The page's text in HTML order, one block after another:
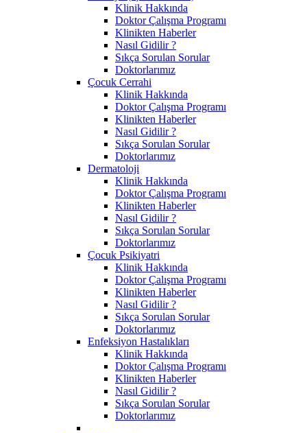
Klinik Hakkında
Doktor Çalışma Programı
Klinikten Haberler
Nasıl Gidilir ?
Sıkça Sorulan Sorular
Doktorlarımız
Çocuk Cerrahi
Klinik Hakkında
Doktor Çalışma Programı
Klinikten Haberler
Nasıl Gidilir ?
Sıkça Sorulan Sorular
Doktorlarımız
Dermatoloji
Klinik Hakkında
Doktor Çalışma Programı
Klinikten Haberler
Nasıl Gidilir ?
Sıkça Sorulan Sorular
Doktorlarımız
Çocuk Psikiyatri
Klinik Hakkında
Doktor Çalışma Programı
Klinikten Haberler
Nasıl Gidilir ?
Sıkça Sorulan Sorular
Doktorlarımız
Enfeksiyon Hastalıkları
Klinik Hakkında
Doktor Çalışma Programı
Klinikten Haberler
Nasıl Gidilir ?
Sıkça Sorulan Sorular
Doktorlarımız